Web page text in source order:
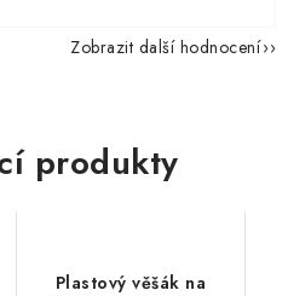
Zobrazit další hodnocení
produkty
Plastový věšák na